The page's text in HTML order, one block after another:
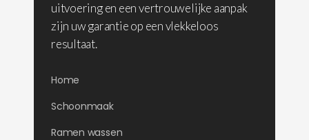
uitvoering en een vertrouwelijke aanpak
zijn uw garantie op een vlekkeloos
resultaat.
Home
Schoonmaak
Ramen wassen